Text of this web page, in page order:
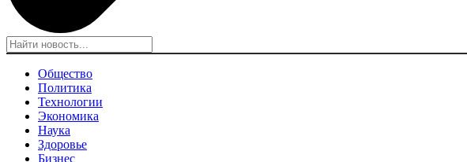
Общество
Политика
Технологии
Экономика
Наука
Здоровье
Бизнес